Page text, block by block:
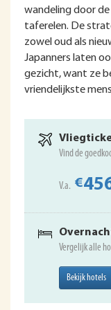
wandeling door
taferelen. De
zowel oud als
Japanners laten
gezicht, want ze
vriendelijkste
Vind de
V.a. €
Vergelijk alle
Bekijk hotels